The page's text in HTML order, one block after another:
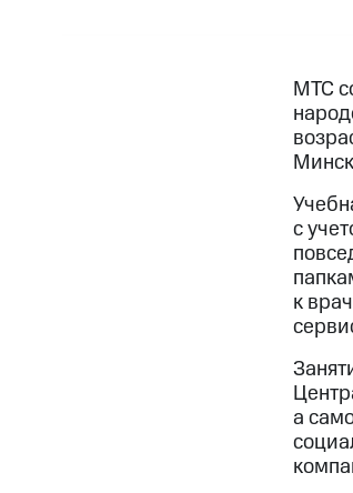
МТС
с
к
а